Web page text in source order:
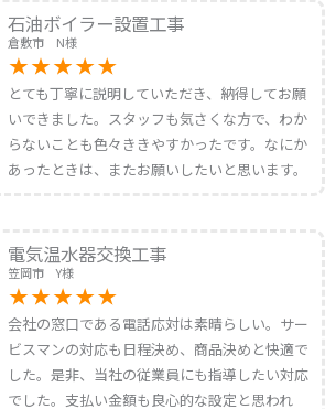
石油ボイラー設置工事
倉敷市 N様
とても丁寧に説明していただき、納得してお願
いできました。スタッフも気さくな方で、わか
らないことも色々ききやすかったです。なにか
あったときは、またお願いしたいと思います。
電気温水器交換工事
笠岡市 Y様
会社の窓口である電話応対は素晴らしい。サー
ビスマンの対応も日程決め、商品決めと快適で
した。是非、当社の従業員にも指導したい対応
でした。支払い金額も良心的な設定と思われ